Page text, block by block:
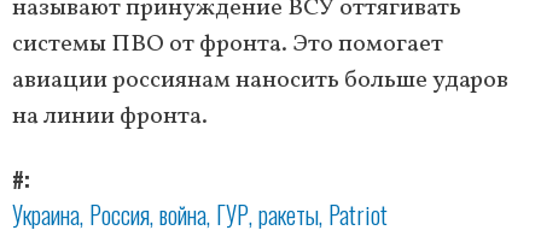
называют принуждение ВСУ оттягивать
системы ПВО от фронта. Это помогает
авиации россиянам наносить больше ударов
на линии фронта.
#
Украина Россия война ГУР ракеты Patriot